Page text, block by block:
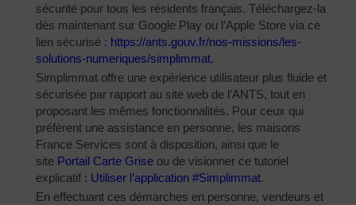
sécurité pour tous les résidents français. Téléchargez-la
dès maintenant sur Google Play ou l’Apple Store via ce
lien sécurisé : https://ants.gouv.fr/nos-missions/les-
solutions-numeriques/simplimmat.
Simplimmat offre une expérience utilisateur plus fluide et
sécurisée par rapport au site web de l’ANTS, tout en
proposant les mêmes fonctionnalités. Pour ceux qui
préfèrent une assistance en personne, les maisons
France Services sont à disposition, ainsi que le
site Portail Carte Grise ou de visionner ce tutoriel
explicatif : Utiliser l’application #Simplimmat.
En effectuant ces démarches en personne, vendeurs et